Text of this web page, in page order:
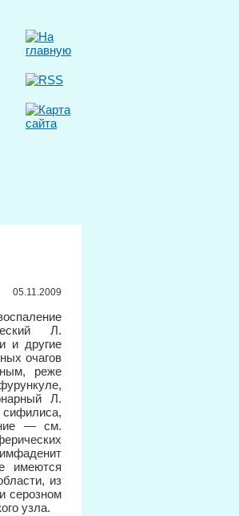
05.11.2009
Л.
и другие
очагов
реже
Л.
— см.
имеются
из
серозном
узла.